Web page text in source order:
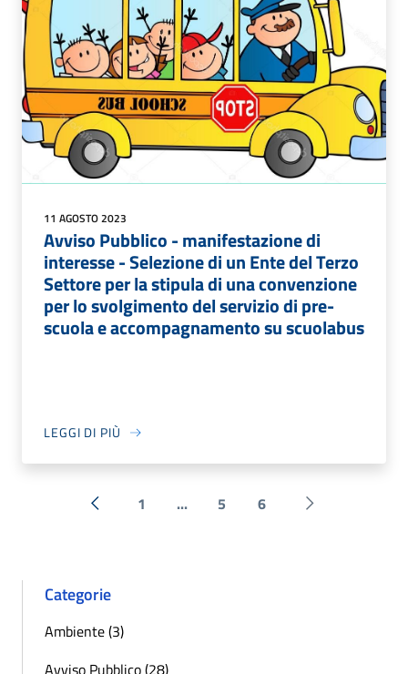
11 AGOSTO 2023
Avviso Pubblico - manifestazione di
interesse - Selezione di un Ente del Terzo
Settore per la stipula di una convenzione
per lo svolgimento del servizio di pre-
scuola e accompagnamento su scuolabus
LEGGI DI PIÙ
« Precedente
1 ... 5 6 Successiva »
Categorie
Ambiente (3)
Avviso Pubblico (28)